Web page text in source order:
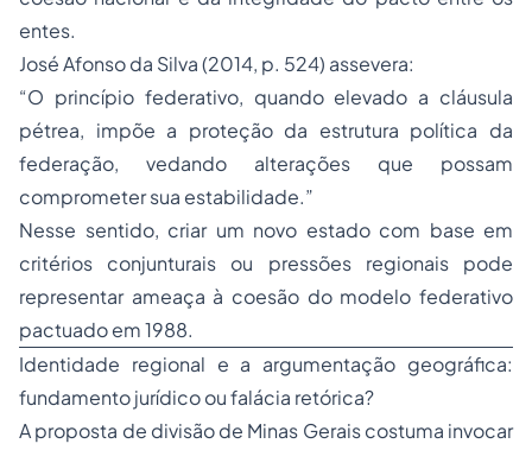
entes.
José Afonso da Silva (2014, p. 524) assevera:
“O princípio federativo, quando elevado a cláusula
pétrea, impõe a proteção da estrutura política da
federação, vedando alterações que possam
comprometer sua estabilidade.”
Nesse sentido, criar um novo estado com base em
critérios conjunturais ou pressões regionais pode
representar ameaça à coesão do modelo federativo
pactuado em 1988.
Identidade regional e a argumentação geográfica:
fundamento jurídico ou falácia retórica?
A proposta de divisão de Minas Gerais costuma invocar